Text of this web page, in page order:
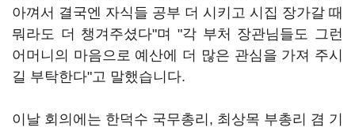
아껴서 결국엔 자식들 공부 더 시키고 시집 장가갈 때
뭐라도 더 챙겨주셨다"며 "각 부처 장관님들도 그런
어머니의 마음으로 예산에 더 많은 관심을 가져 주시
길 부탁한다"고 말했습니다.
이날 회의에는 한덕수 국무총리, 최상목 부총리 겸 기